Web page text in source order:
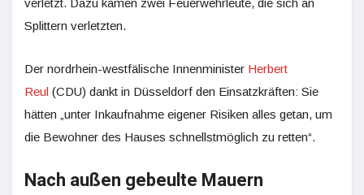
verletzt. Dazu kamen zwei Feuerwehrleute, die sich an
Splittern verletzten.
Der nordrhein-westfälische Innenminister Herbert
Reul (CDU) dankt in Düsseldorf den Einsatzkräften: Sie
hätten „unter Inkaufnahme eigener Risiken alles getan, um
die Bewohner des Hauses schnellstmöglich zu retten“.
Nach außen gebeulte Mauern